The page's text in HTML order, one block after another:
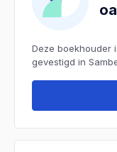
Deze boekhouder
gevestigd in